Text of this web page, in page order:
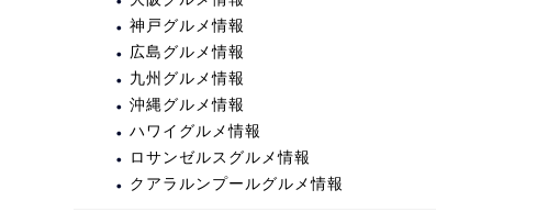
神戸グルメ情報
広島グルメ情報
九州グルメ情報
沖縄グルメ情報
ハワイグルメ情報
ロサンゼルスグルメ情報
クアラルンプールグルメ情報